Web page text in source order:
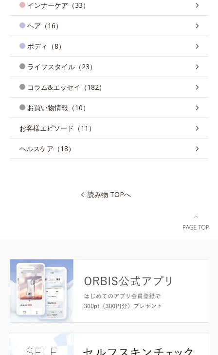
インナーケア（33）
ヘア（16）
ボディ（8）
ライフスタイル（23）
コラム&エッセイ（182）
お買い物情報（10）
お客様エピソード（11）
ヘルスケア（18）
読み物 TOPへ